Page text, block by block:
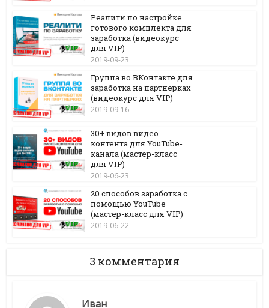
Реалити по настройке
готового комплекта для
заработка (видеокурс
для VIP)
2019-09-23
Группа во ВКонтакте для
заработка на партнерках
(видеокурс для VIP)
2019-09-16
30+ видов видео-
контента для YouTube-
канала (мастер-класс
для VIP)
2019-06-23
20 способов заработка с
помощью YouTube
(мастер-класс для VIP)
2019-06-22
3 комментария
Иван